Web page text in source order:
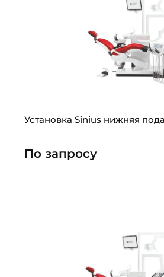
Установка Sinius нижняя
По запросу